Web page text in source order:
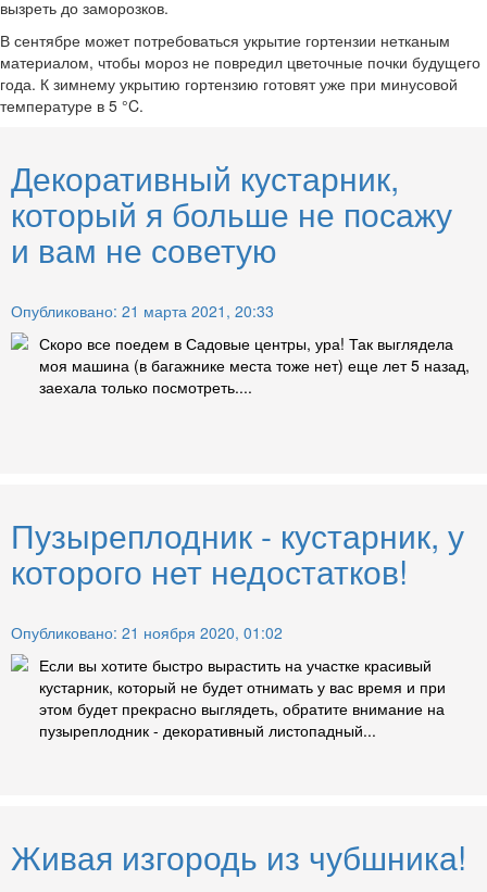
вызреть до заморозков.
В сентябре может потребоваться укрытие гортензии нетканым
материалом, чтобы мороз не повредил цветочные почки будущего
года. К зимнему укрытию гортензию готовят уже при минусовой
температуре в 5 °C.
Декоративный кустарник,
который я больше не посажу
и вам не советую
Опубликовано: 21 марта 2021, 20:33
Скоро все поедем в Садовые центры, ура! Так выглядела
моя машина (в багажнике места тоже нет) еще лет 5 назад,
заехала только посмотреть....
Пузыреплодник - кустарник, у
которого нет недостатков!
Опубликовано: 21 ноября 2020, 01:02
Если вы хотите быстро вырастить на участке красивый
кустарник, который не будет отнимать у вас время и при
этом будет прекрасно выглядеть, обратите внимание на
пузыреплодник - декоративный листопадный...
Живая изгородь из чубшника!